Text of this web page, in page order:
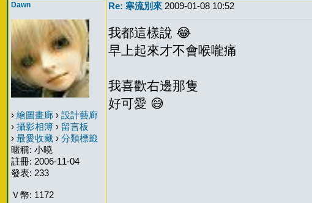
Dawn
› 繪圖畫廊 › 設計藝廊
› 攝影相簿 › 留言板
› 最愛收藏 › 分類標籤
暱稱: 小曉
註冊: 2006-11-04
發表: 233
Ｖ幣: 1172
Re: 寒流別來 2009-01-08 10:52
我都這樣說 😂
早上起來才不會喉嚨痛
我喜歡右邊那隻
好可愛 😅